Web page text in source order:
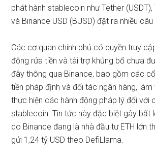
phát hành stablecoin như Tether (USDT),
và Binance USD (BUSD) đặt ra nhiều
Các cơ quan chính phủ có quyền truy
động rửa tiền và tài trợ khủng bố chưa
đây thông qua Binance, bao gồm các
tiền pháp định và đối tác ngân hàng, làm
thực hiện các hành động pháp lý đối với
stablecoin. Tin tức này đặc biệt gây bất
do Binance đang là nhà đầu tư ETH lớn
gửi 1,24 tỷ USD theo DefiLlama.